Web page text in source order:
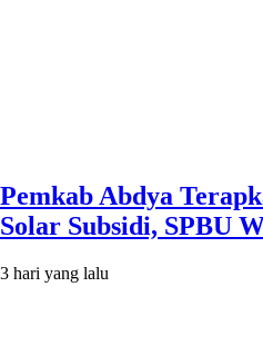
Pemkab Abdya
Solar Subsidi, SPBU
3 hari yang lalu